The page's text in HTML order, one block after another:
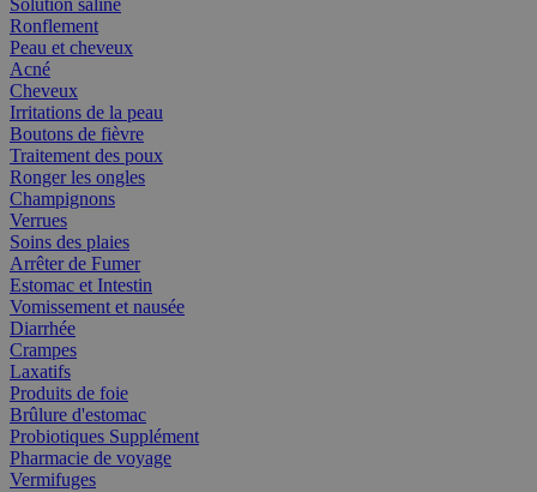
Solution saline
Ronflement
Peau et cheveux
Acné
Cheveux
Irritations de la peau
Boutons de fièvre
Traitement des poux
Ronger les ongles
Champignons
Verrues
Soins des plaies
Arrêter de Fumer
Estomac et Intestin
Vomissement et nausée
Diarrhée
Crampes
Laxatifs
Produits de foie
Brûlure d'estomac
Probiotiques Supplément
Pharmacie de voyage
Vermifuges